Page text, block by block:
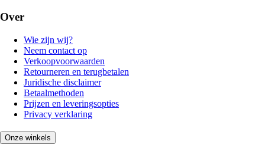
Over
Wie zijn wij?
Neem contact op
Verkoopvoorwaarden
Retourneren en terugbetalen
Juridische disclaimer
Betaalmethoden
Prijzen en leveringsopties
Privacy verklaring
Onze winkels